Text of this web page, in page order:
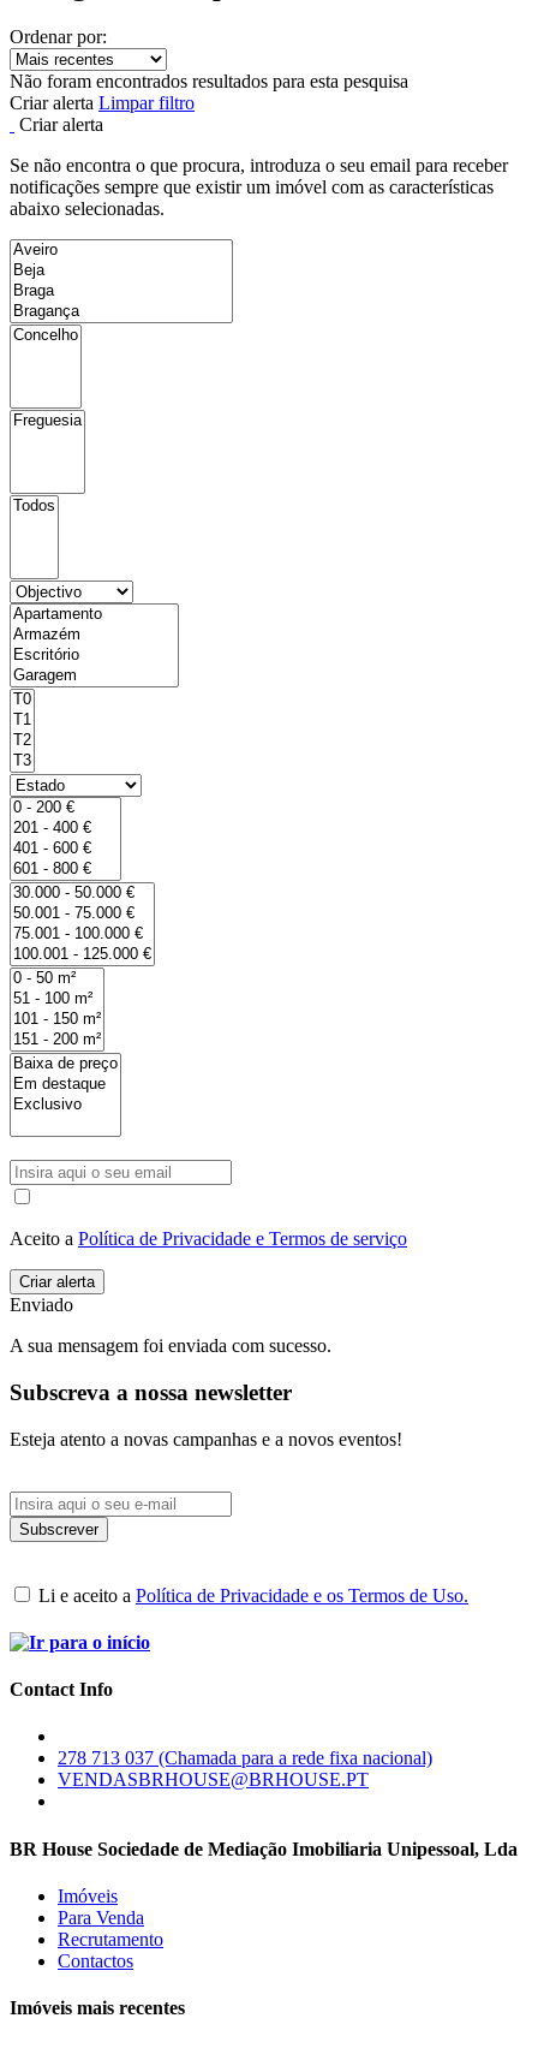
Ordenar por:
Não foram encontrados resultados para esta pesquisa
Criar alerta Limpar filtro
Criar alerta
Se não encontra o que procura, introduza o seu email para receber
notificações sempre que existir um imóvel com as características
abaixo selecionadas.
Aceito a Política de Privacidade e Termos de serviço
Enviado
A sua mensagem foi enviada com sucesso.
Subscreva a nossa newsletter
Esteja atento a novas campanhas e a novos eventos!
Li e aceito a Política de Privacidade e os Termos de Uso.
Contact Info
278 713 037 (Chamada para a rede fixa nacional)
VENDASBRHOUSE@BRHOUSE.PT
BR House Sociedade de Mediação Imobiliaria Unipessoal, Lda
Imóveis
Para Venda
Recrutamento
Contactos
Imóveis mais recentes